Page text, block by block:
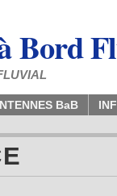
Bord
BaB